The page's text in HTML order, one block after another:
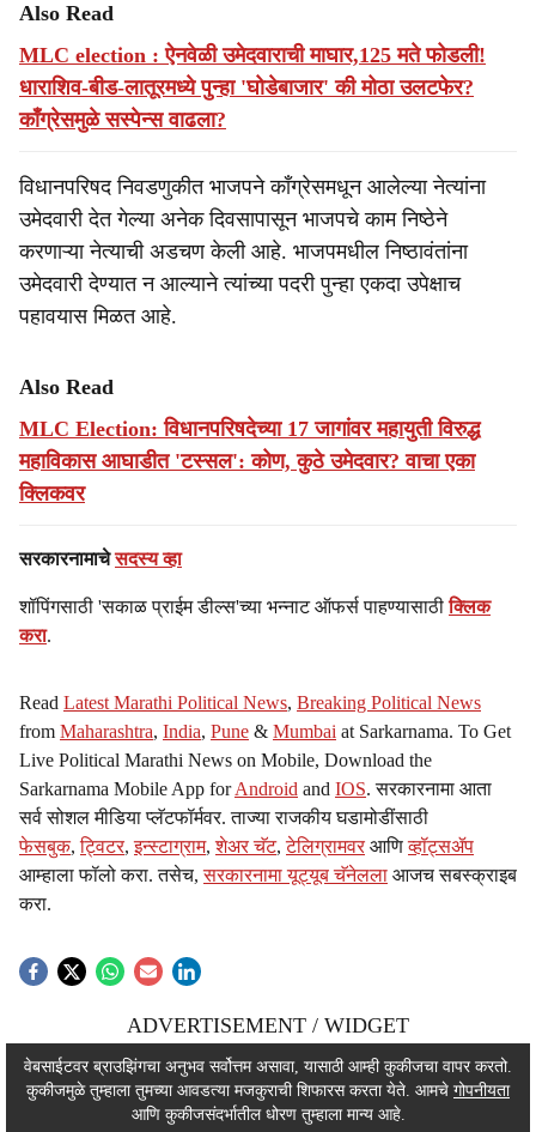
Also Read
MLC election : ऐनवेळी उमेदवाराची माघार,125 मते फोडली!
धाराशिव-बीड-लातूरमध्ये पुन्हा 'घोडेबाजार' की मोठा उलटफेर?
काँग्रेसमुळे सस्पेन्स वाढला?
विधानपरिषद निवडणुकीत भाजपने काँग्रेसमधून आलेल्या नेत्यांना
उमेदवारी देत गेल्या अनेक दिवसापासून भाजपचे काम निष्ठेने
करणाऱ्या नेत्याची अडचण केली आहे. भाजपमधील निष्ठावंतांना
उमेदवारी देण्यात न आल्याने त्यांच्या पदरी पुन्हा एकदा उपेक्षाच
पहावयास मिळत आहे.
Also Read
MLC Election: विधानपरिषदेच्या 17 जागांवर महायुती विरुद्ध
महाविकास आघाडीत 'टस्सल': कोण, कुठे उमेदवार? वाचा एका
क्लिकवर
सरकारनामाचेसदस्य व्हा
शॉपिंगसाठी 'सकाळ प्राईम डील्स'च्या भन्नाट ऑफर्स पाहण्यासाठीक्लिक
करा.
Read Latest Marathi Political News, Breaking Political News
from Maharashtra, India, Pune & Mumbai at Sarkarnama. To Get
Live Political Marathi News on Mobile, Download the
Sarkarnama Mobile App forAndroid and IOS. सरकारनामा आता
सर्व सोशल मीडिया प्लॅटफॉर्मवर. ताज्या राजकीय घडामोडींसाठी
फेसबुक,ट्विटर,इन्स्टाग्राम,शेअर चॅट,टेलिग्रामवर आणिव्हॉट्सॲप
आम्हाला फॉलो करा. तसेच,सरकारनामा यूट्यूब चॅनेलला आजच सबस्क्राइब
करा.
ADVERTISEMENT / WIDGET
ADVERTISEMENT / WIDGET
ADVERTISEMENT / WIDGET
वेबसाईटवर ब्राउझिंगचा अनुभव सर्वोत्तम असावा, यासाठी आम्ही कुकीजचा वापर करतो.
कुकीजमुळे तुम्हाला तुमच्या आवडत्या मजकुराची शिफारस करता येते. आमचे गोपनीयता
आणि कुकीजसंदर्भातील धोरण तुम्हाला मान्य आहे.